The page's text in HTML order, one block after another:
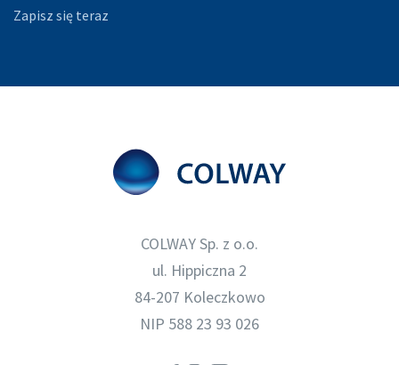
Zapisz się teraz
COLWAY Sp. z o.o.
ul. Hippiczna 2
84-207 Koleczkowo
NIP 588 23 93 026